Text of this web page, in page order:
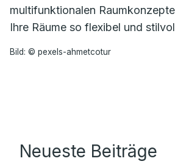
multifunktionalen
Ihre Räume so flexibel und
Bild: © pexels-ahmetcotur
Neueste Beiträge